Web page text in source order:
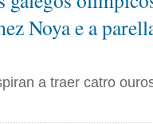
Noya e a
a traer catro